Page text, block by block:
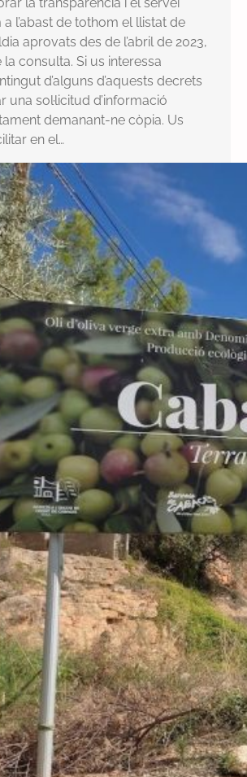
l’abast de tothom el llistat de
aprovats des de l’abril de 2023,
consulta. Si us interessa
d’alguns d’aquests decrets
una sol·licitud d’informació
demanant-ne còpia. Us
en el…